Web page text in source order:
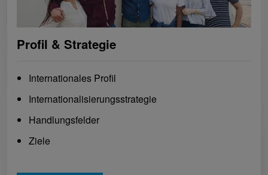
Profil & Strategie
Internationales Profil
Internationalisierungsstrategie
Handlungsfelder
Ziele